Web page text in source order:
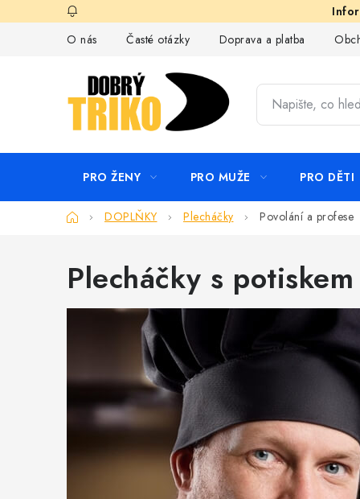
na
O nás
Časté otázky Doprava a platba
PRO ŽENY PRO MUŽE PRO DĚTI
DomůDOPLŇKY Plecháčky Povolání a profese
Plecháčky s